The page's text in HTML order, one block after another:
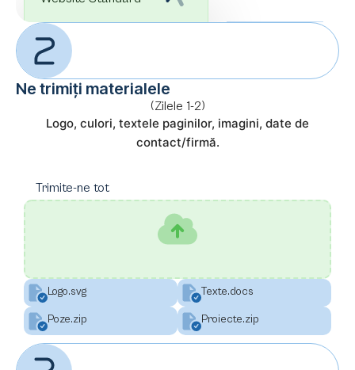
Ne trimiți materialele
(Zilele 1-2)
Logo, culori, textele paginilor, imagini, date de
contact/firmă.
Trimite-ne tot
Logo.svg Texte.docs
Poze.zip Proiecte.zip